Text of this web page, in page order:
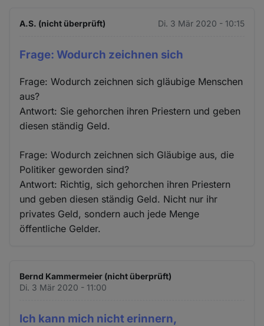
A.S. (nicht überprüft) Di. 3 Mär 2020 - 10:15
Frage: Wodurch zeichnen sich
Frage: Wodurch zeichnen sich gläubige Menschen
aus?
Antwort: Sie gehorchen ihren Priestern und geben
diesen ständig Geld.
Frage: Wodurch zeichnen sich Gläubige aus, die
Politiker geworden sind?
Antwort: Richtig, sich gehorchen ihren Priestern
und geben diesen ständig Geld. Nicht nur ihr
privates Geld, sondern auch jede Menge
öffentliche Gelder.
Bernd Kammermeier (nicht überprüft)
Di. 3 Mär 2020 - 11:00
Ich kann mich nicht erinnern,